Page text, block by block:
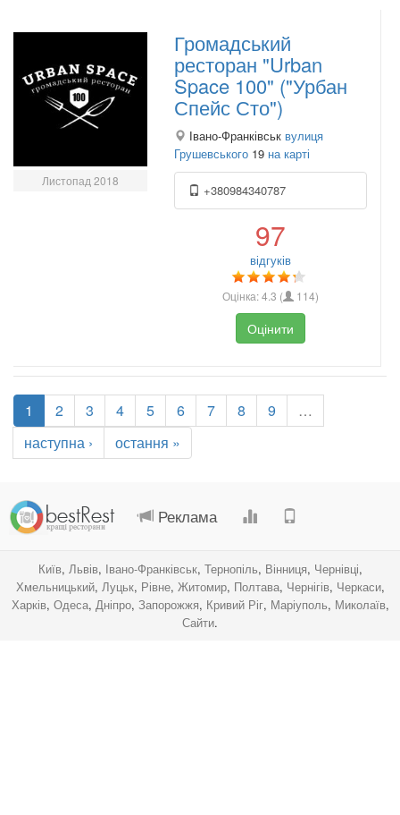
Листопад 2018
Громадський
ресторан "Urban
Space 100" ("Урбан
Спейс Сто")
Івано-Франківськ вулиця
Грушевського 19 на карті
+380984340787
97
відгуків
Оцінка:4.3 ( 114)
Оцінити
1 2 3 4 5 6 7 8 9
…
наступна ›
остання »
Реклама
Київ, Львів, Івано-Франківськ, Тернопіль, Вінниця, Чернівці,
Хмельницький, Луцьк, Рівне, Житомир, Полтава, Чернігів, Черкаси,
Харків, Одеса, Дніпро, Запорожжя, Кривий Ріг, Маріуполь, Миколаїв,
Сайти.